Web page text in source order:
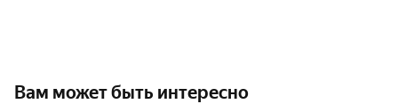
Вам может быть интересно